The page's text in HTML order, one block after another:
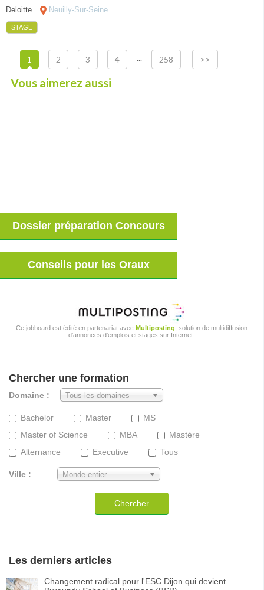
Deloitte Neuilly-Sur-Seine
STAGE
1 2 3 4 ... 258 >>
Vous aimerez aussi
Dossier préparation Concours
Conseils pour les Oraux
Ce jobboard est édité en partenariat avec Multiposting , solution de multidiffusion
d'annonces d'emplois et stages sur Internet.
Chercher une formation
Domaine : Tous les domaines
Bachelor Master
MS
Master of Science
MBA
Mastère
Alternance
Executive Tous
Ville : Monde entier
Chercher
Les derniers articles
Changement radical pour l'ESC Dijon qui devient